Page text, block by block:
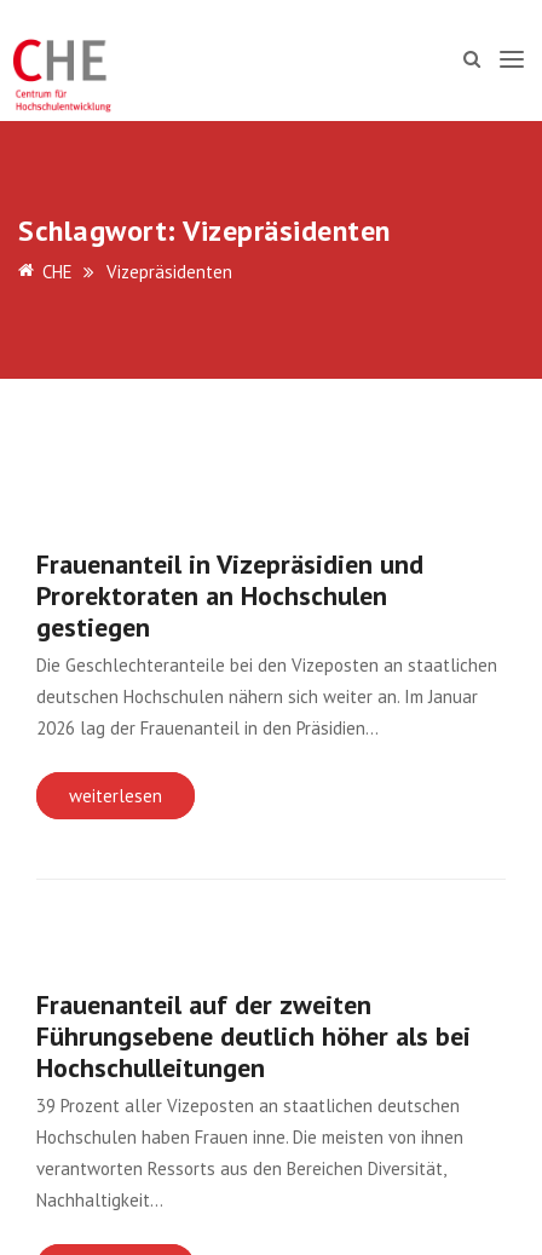
Schlagwort: Vizepräsidenten
CHE Vizepräsidenten
Frauenanteil in Vizepräsidien und
Prorektoraten an Hochschulen
gestiegen
Die Geschlechteranteile bei den Vizeposten an staatlichen
deutschen Hochschulen nähern sich weiter an. Im Januar
2026 lag der Frauenanteil in den Präsidien…
weiterlesen
Frauenanteil auf der zweiten
Führungsebene deutlich höher als bei
Hochschulleitungen
39 Prozent aller Vizeposten an staatlichen deutschen
Hochschulen haben Frauen inne. Die meisten von ihnen
verantworten Ressorts aus den Bereichen Diversität,
Nachhaltigkeit…